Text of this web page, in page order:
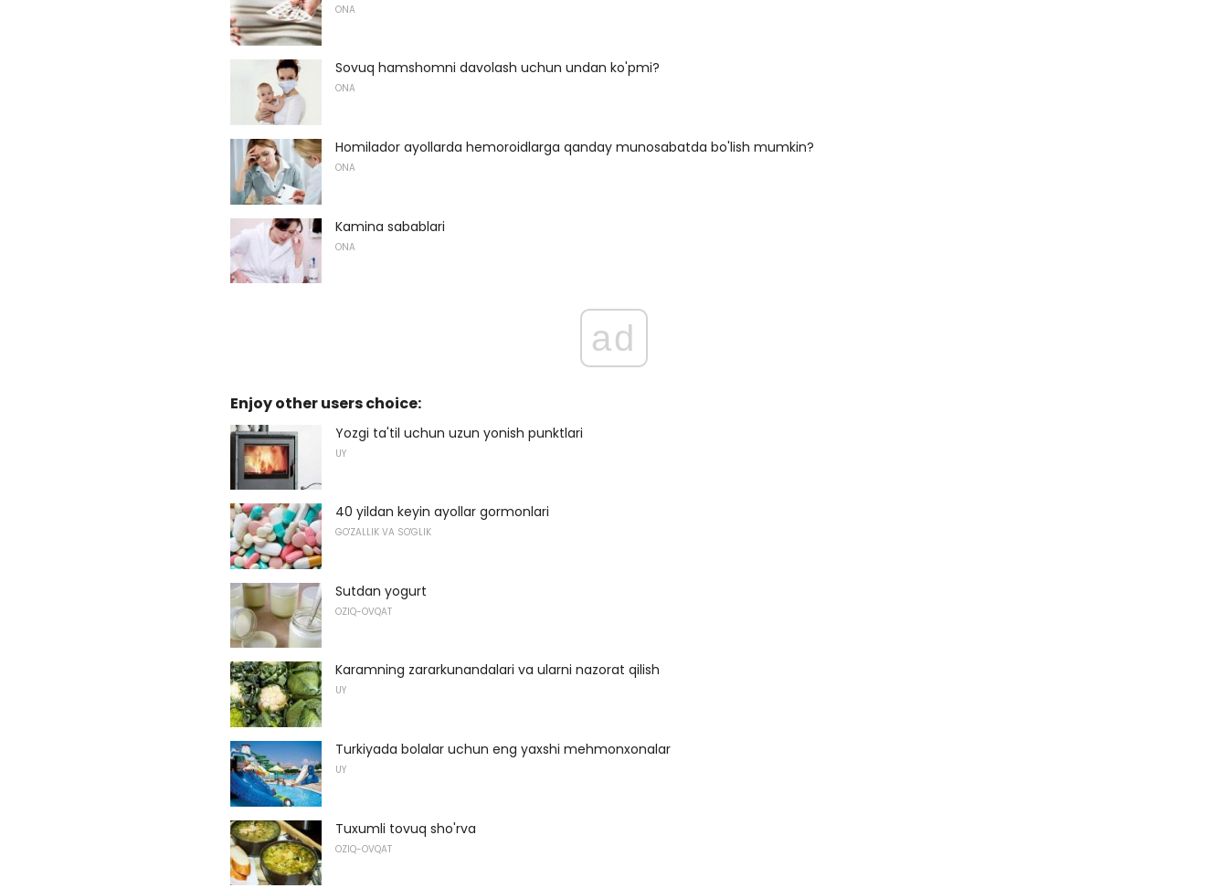
ONA
Sovuq hamshomni davolash uchun undan ko'pmi?
ONA
Homilador ayollarda hemoroidlarga qanday munosabatda bo'lish mumkin?
ONA
Kamina sabablari
ONA
ad
Enjoy other users choice:
Yozgi ta'til uchun uzun yonish punktlari
UY
40 yildan keyin ayollar gormonlari
GO'ZALLIK VA SO'GLIK
Sutdan yogurt
OZIQ-OVQAT
Karamning zararkunandalari va ularni nazorat qilish
UY
Turkiyada bolalar uchun eng yaxshi mehmonxonalar
UY
Tuxumli tovuq sho'rva
OZIQ-OVQAT